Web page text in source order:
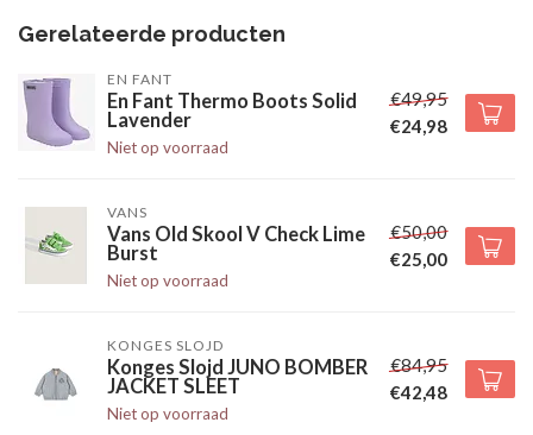
Gerelateerde producten
EN FANT
En Fant Thermo Boots Solid
Lavender
Niet op voorraad
€49,95
€24,98
VANS
Vans Old Skool V Check Lime
Burst
Niet op voorraad
€50,00
€25,00
KONGES SLOJD
Konges Slojd JUNO BOMBER
JACKET SLEET
Niet op voorraad
€84,95
€42,48